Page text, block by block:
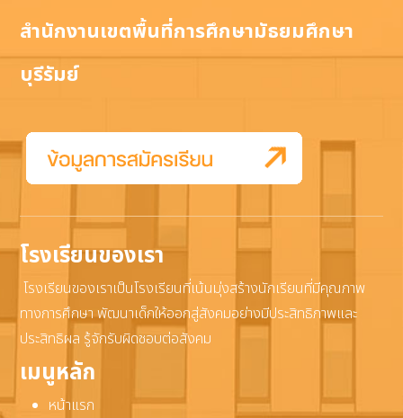
สำนักงานเขตพื้นที่การศึกษามัธยมศึกษา
บุรีรัมย์
โรงเรียนของเรา
โรงเรียนของเราเป็นโรงเรียนที่เน้นมุ่งสร้างนักเรียนที่มีคุณภาพ
ทางการศึกษา พัฒนาเด็กให้ออกสู่สังคมอย่างมีประสิทธิภาพและ
ประสิทธิผล รู้จักรับผิดชอบต่อสังคม
เมนูหลัก
หน้าแรก